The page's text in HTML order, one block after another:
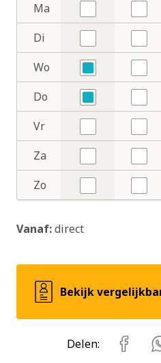
Ma
Nee
Nee
Di
Nee
Nee
Wo
Ja
Nee
Do
Ja
Nee
Vr
Nee
Nee
Za
Nee
Nee
Zo
Nee
Nee
Vanaf:direct
Bekijk
Delen: